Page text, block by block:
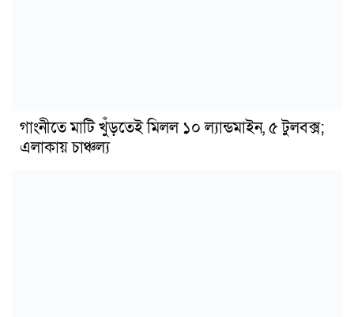
গাংনীতে মাটি খুঁড়তেই মিলল ১০ ল্যান্ডমাইন, ৫ টুলবক্স;
এলাকায় চাঞ্চল্য